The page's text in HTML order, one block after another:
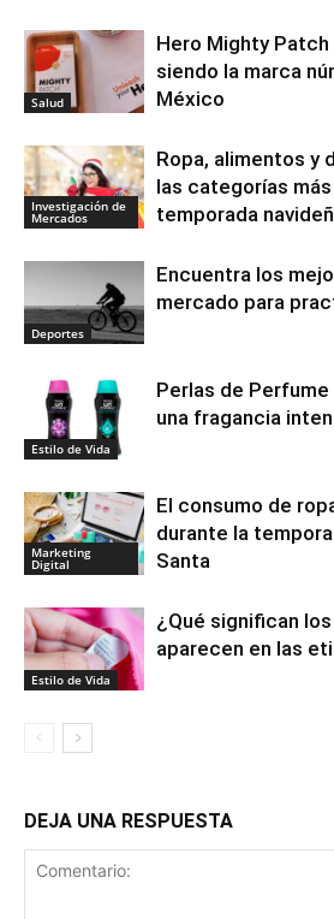
Salud
Hero Mighty
siendo la marca
México
Investigación de
Mercados
Ropa, alimentos y
las categorías
temporada
Deportes
Encuentra los
mercado para
Estilo de Vida
Perlas de
una fragancia
Marketing
Digital
El consumo de
durante la
Santa
Estilo de Vida
¿Qué significan
aparecen en las
DEJA UNA RESPUESTA